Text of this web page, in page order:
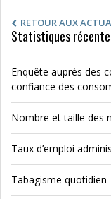
RETOUR AUX
Statistiques
Enquête auprès des
confiance des
Nombre et taille des
Taux d’emploi
Tabagisme quotidien